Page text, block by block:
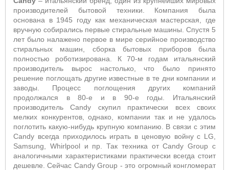
производителей бытовой техники. Компания была
основана в 1945 году как механическая мастерская, где
вручную собирались первые стиральные машины. Спустя 5
лет было налажено первое в мире серийное производство
стиральных машин, сборка бытовых приборов была
полностью роботизирована. К 70-м годам итальянский
производитель вырос настолько, что было принято
решение поглощать другие известные в те дни компании и
заводы. Процесс поглощения других компаний
продолжался в 80-е и в 90-е годы. Итальянский
производитель Candy скупил практически всех своих
мелких конкурентов, однако, компании так и не удалось
поглотить какую-нибудь крупную компанию. В связи с этим
Candy всегда приходилось играть в ценовую войну с LG,
Samsung, Whirlpool и пр. Так техника от Candy Group с
аналогичными характеристиками практически всегда стоит
дешевле. Сейчас Candy Group - это огромный конгломерат